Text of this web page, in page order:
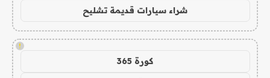
شراء سيارات قديمة تشليح
!
كورة 365